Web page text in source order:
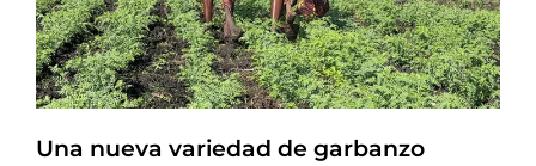
Una nueva variedad de garbanzo